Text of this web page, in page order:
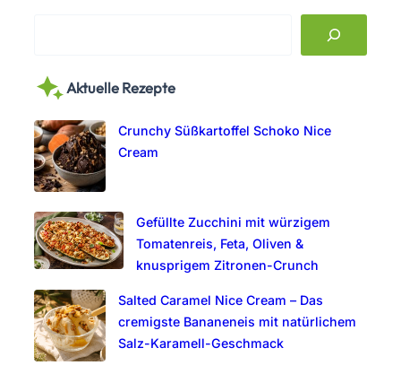
r
h
Aktuelle Rezepte
Crunchy Süßkartoffel Schoko Nice
Cream
Gefüllte Zucchini mit würzigem
Tomatenreis, Feta, Oliven &
knusprigem Zitronen-Crunch
Salted Caramel Nice Cream – Das
cremigste Bananeneis mit natürlichem
Salz-Karamell-Geschmack